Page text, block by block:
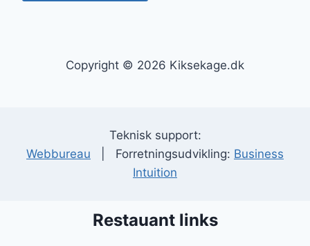
Copyright © 2026 Kiksekage.dk
Teknisk support:
Webbureau | Forretningsudvikling: Business
Intuition
Restauant links